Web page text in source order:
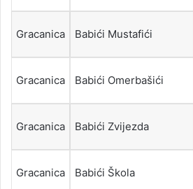
Gracanica Babići Mustafići
Gracanica Babići Omerbašići
Gracanica Babići Zvijezda
Gracanica Babići Škola